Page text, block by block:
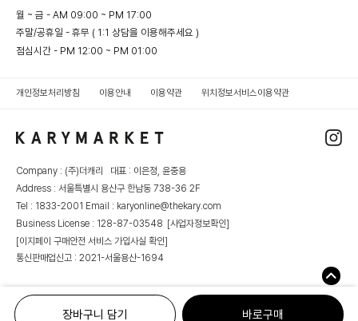
장바구니 담기 바로구매
월 ~ 금 - AM 09:00 ~ PM 17:00
주말/공휴일 - 휴무 ( 1:1 상담을 이용해주세요 )
점심시간 - PM 12:00 ~ PM 01:00
개인정보처리방침 이용안내 이용약관 위치정보서비스이용약관
Company : (주)더캐리 대표 : 이은정, 윤중용
Address : 서울특별시 용산구 한남동 738-36 2F
Tel : 1833-2001 Email : karyonline@thekary.com
Business License : 128-87-03548 [사업자정보확인]
[이지페이 구매안전 서비스 가입사실 확인]
통신판매업신고 : 2021-서울용산-1694